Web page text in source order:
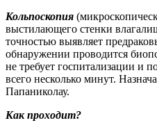
Кольпоскопия
выстилающего стенки
точностью выявляет
обнаружении проводится
не требует госпитализации и
всего несколько минут.
Папаниколау.
Как проходит?